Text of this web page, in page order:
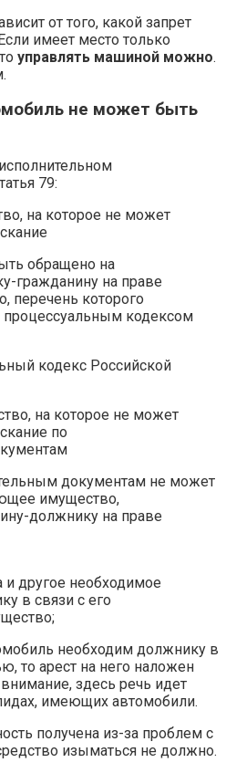
от того, какой запрет
имеет место только
управлять машиной можно.
не может быть
79:
на которое не может
обращено на
гражданину на праве
перечень которого
кодексом
кодекс Российской
на которое не может
по
документам не может
имущество,
должнику на праве
и другое необходимое
в связи с его
необходим должнику в
то арест на него наложен
здесь речь идет
имеющих автомобили.
получена из-за проблем с
изыматься не должно.